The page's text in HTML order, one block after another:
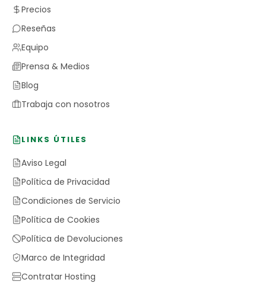
Precios
Reseñas
Equipo
Prensa & Medios
Blog
Trabaja con nosotros
LINKS ÚTILES
Aviso Legal
Política de Privacidad
Condiciones de Servicio
Política de Cookies
Política de Devoluciones
Marco de Integridad
Contratar Hosting